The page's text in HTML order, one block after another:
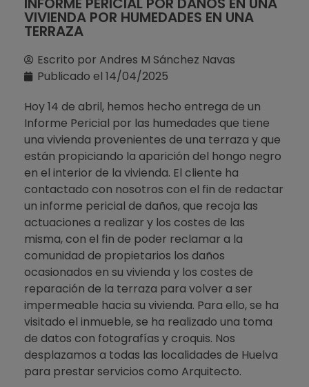
VIVIENDA POR HUMEDADES EN UNA
TERRAZA
Escrito por Andres M Sánchez Navas
Publicado el 14/04/2025
Hoy 14 de abril, hemos hecho entrega de un
Informe Pericial por las humedades que tiene
una vivienda provenientes de una terraza y que
están propiciando la aparición del hongo negro
en el interior de la vivienda. El cliente ha
contactado con nosotros con el fin de redactar
un informe pericial de daños, que recoja las
actuaciones a realizar y los costes de las
misma, con el fin de poder reclamar a la
comunidad de propietarios los daños
ocasionados en su vivienda y los costes de
reparación de la terraza para volver a ser
impermeable hacia su vivienda. Para ello, se ha
visitado el inmueble, se ha realizado una toma
de datos con fotografías y croquis. Nos
desplazamos a todas las localidades de Huelva
para prestar servicios como Arquitecto.